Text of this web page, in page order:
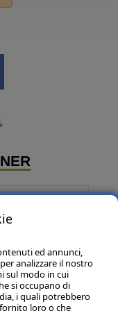
ed annunci,
analizzare il nostro
sul modo in cui
si occupano di
i quali potrebbero
loro o che